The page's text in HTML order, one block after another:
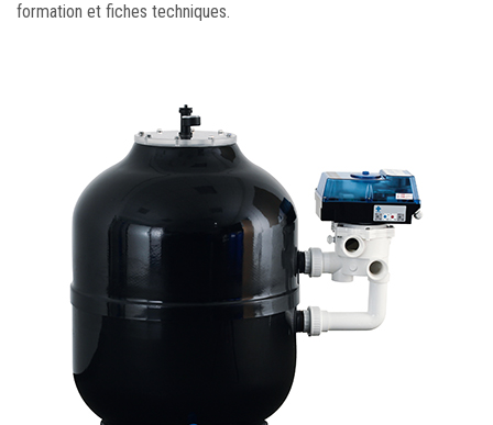
formation et fiches techniques.